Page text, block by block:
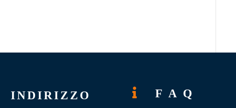
INDIRIZZO  F A Q